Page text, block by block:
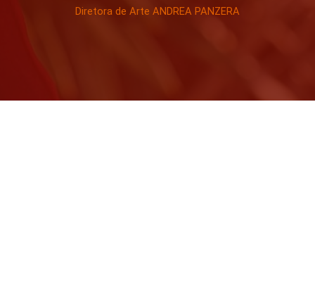
Diretora de Arte ANDREA PANZERA